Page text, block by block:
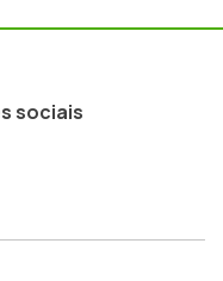
sociais